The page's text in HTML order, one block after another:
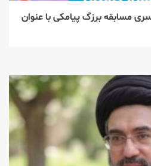
مسابقه برزگ پیامكی با عنوان